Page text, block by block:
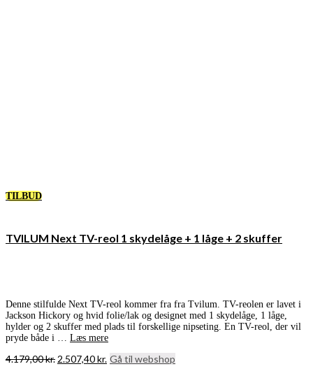
TILBUD
TVILUM Next TV-reol 1 skydelåge + 1 låge + 2 skuffer
Denne stilfulde Next TV-reol kommer fra fra Tvilum. TV-reolen er lavet i
Jackson Hickory og hvid folie/lak og designet med 1 skydelåge, 1 låge,
hylder og 2 skuffer med plads til forskellige nipseting. En TV-reol, der vil
pryde både i … Læs mere
4.179,00kr. Den
2.507,40kr. Den
Gå til webshop